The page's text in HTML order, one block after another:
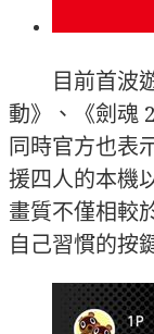
目前首波遊
動》、《劍魂
同時官方也表
援四人的本機
畫質不僅相較
自己習慣的按